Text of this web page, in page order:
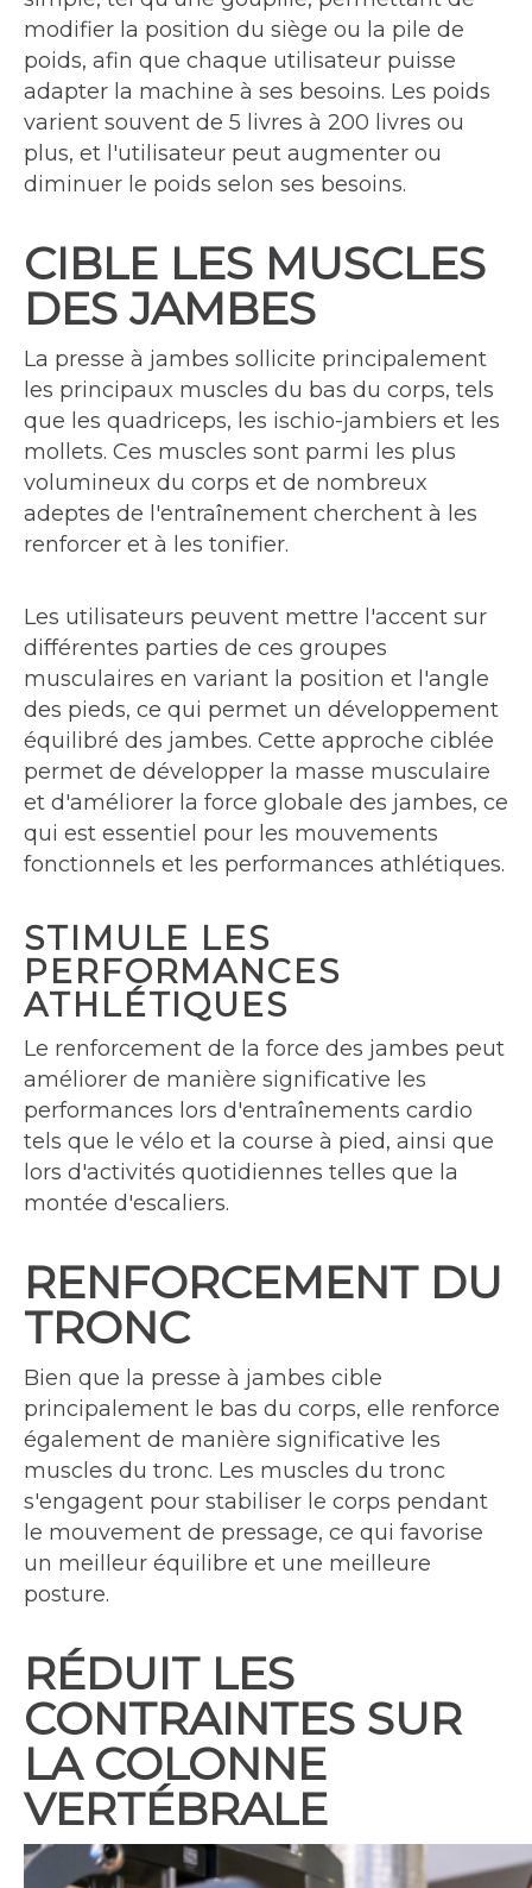
modifier la position du siège ou la pile de
poids, afin que chaque utilisateur puisse
adapter la machine à ses besoins. Les poids
varient souvent de 5 livres à 200 livres ou
plus, et l'utilisateur peut augmenter ou
diminuer le poids selon ses besoins.
CIBLE LES MUSCLES
DES JAMBES
La presse à jambes sollicite principalement
les principaux muscles du bas du corps, tels
que les quadriceps, les ischio-jambiers et les
mollets. Ces muscles sont parmi les plus
volumineux du corps et de nombreux
adeptes de l'entraînement cherchent à les
renforcer et à les tonifier.
Les utilisateurs peuvent mettre l'accent sur
différentes parties de ces groupes
musculaires en variant la position et l'angle
des pieds, ce qui permet un développement
équilibré des jambes. Cette approche ciblée
permet de développer la masse musculaire
et d'améliorer la force globale des jambes, ce
qui est essentiel pour les mouvements
fonctionnels et les performances athlétiques.
STIMULE LES
PERFORMANCES
ATHLÉTIQUES
Le renforcement de la force des jambes peut
améliorer de manière significative les
performances lors d'entraînements cardio
tels que le vélo et la course à pied, ainsi que
lors d'activités quotidiennes telles que la
montée d'escaliers.
RENFORCEMENT DU
TRONC
Bien que la presse à jambes cible
principalement le bas du corps, elle renforce
également de manière significative les
muscles du tronc. Les muscles du tronc
s'engagent pour stabiliser le corps pendant
le mouvement de pressage, ce qui favorise
un meilleur équilibre et une meilleure
posture.
RÉDUIT LES
CONTRAINTES SUR
LA COLONNE
VERTÉBRALE